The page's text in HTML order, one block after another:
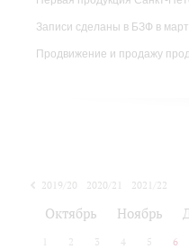
Записи сделаны в БЗФ в
Продвижение и продажу
2019/20 2020/21 2021/22
Октябрь Ноябрь
2 3 4 5 6